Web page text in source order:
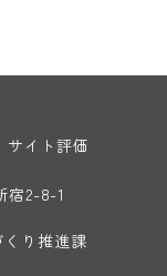
サイト評価
宿2-8-1
り推進課